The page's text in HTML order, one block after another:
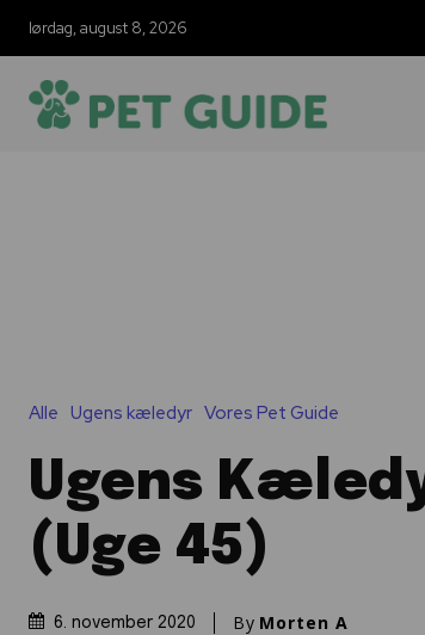
lørdag, august 8, 2026
Alle Ugens kæledyr Vores Pet Guide
Ugens
(Uge 45)
6. november 2020 By Morten A